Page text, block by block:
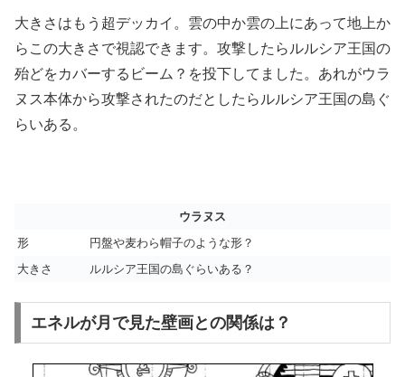
大きさはもう超デッカイ。雲の中か雲の上にあって地上か
らこの大きさで視認できます。攻撃したらルルシア王国の
殆どをカバーするビーム？を投下してました。あれがウラ
ヌス本体から攻撃されたのだとしたらルルシア王国の島ぐ
らいある。
ウラヌス
形
円盤や麦わら帽子のような形？
大きさ
ルルシア王国の島ぐらいある？
エネルが月で見た壁画との関係は？